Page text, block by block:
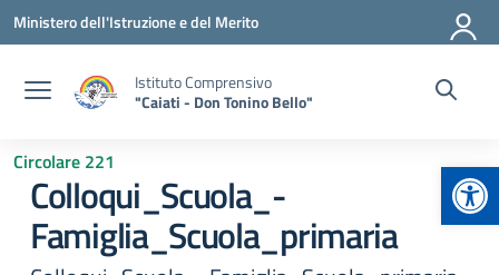
Vai ai contenuti
Vai al menu di navigazione
Vai al footer
Ministero dell'Istruzione e del Merito
Istituto Comprensivo
"Caiati - Don Tonino Bello"
Circolare 221
Colloqui_Scuola_-
Famiglia_Scuola_primaria